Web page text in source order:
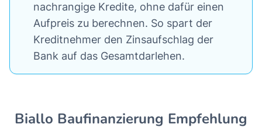
nachrangige Kredite, ohne dafür einen
Aufpreis zu berechnen. So spart der
Kreditnehmer den Zinsaufschlag der
Bank auf das Gesamtdarlehen.
Biallo Baufinanzierung Empfehlung